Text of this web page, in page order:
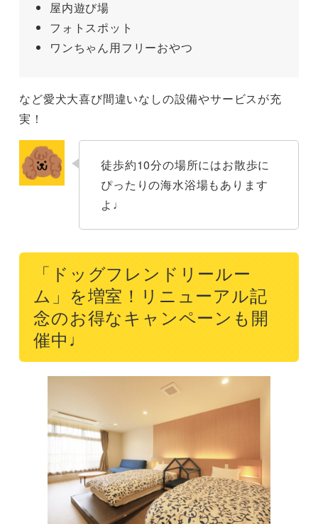
屋内遊び場
フォトスポット
ワンちゃん用フリーおやつ
など愛犬大喜び間違いなしの設備やサービスが充
実！
徒歩約10分の場所にはお散歩に
ぴったりの海水浴場もあります
よ♩
「ドッグフレンドリールー
ム」を増室！リニューアル記
念のお得なキャンペーンも開
催中♩